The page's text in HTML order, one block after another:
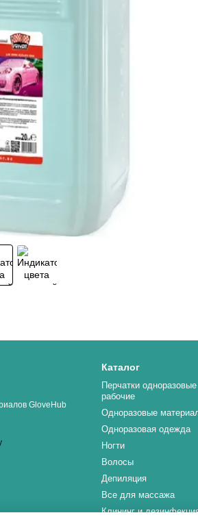
GloveHub
Каталог
Перчатки
рабочие
Одноразовые
Одноразовая одежда
Ногти
Волосы
Депиляция
Все для массажа
Клининг и